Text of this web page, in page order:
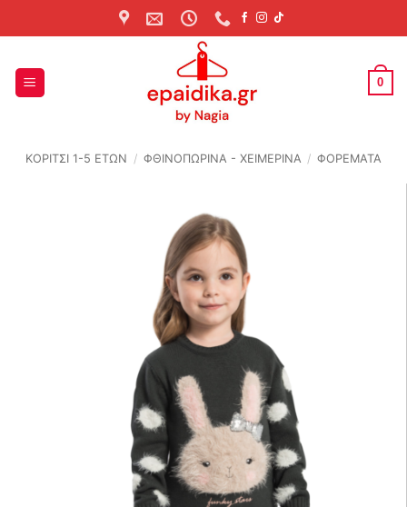
to
0
ΚΟΡΙΤΣΙ 1-5 ΕΤΩΝ / ΦΘΙΝΟΠΩΡΙΝΆ - ΧΕΙΜΕΡΙΝΆ / ΦΟΡΕΜΑΤΑ